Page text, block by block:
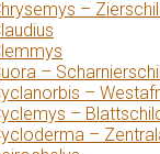
–
–
–
–
–